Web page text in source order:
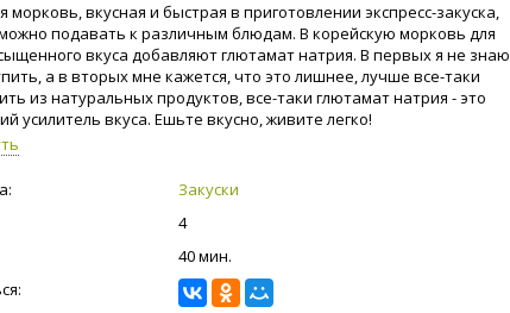
морковь, вкусная и быстрая в приготовлении экспресс-закуска,
подавать к различным блюдам. В корейскую морковь для
вкуса добавляют глютамат натрия. В первых я не знаю
а в вторых мне кажется, что это лишнее, лучше все-таки
из натуральных продуктов, все-таки глютамат натрия - это
усилитель вкуса. Ешьте вкусно, живите легко!
Закуски
4
40 мин.